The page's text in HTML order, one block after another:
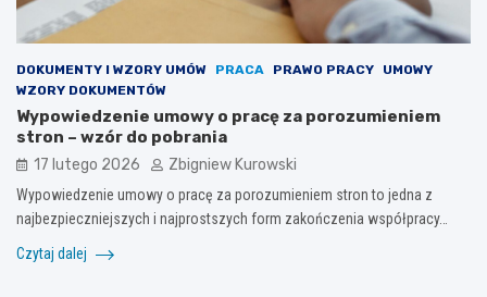
DOKUMENTY I WZORY UMÓW PRACA PRAWO PRACY
UMOWY
WZORY DOKUMENTÓW
Wypowiedzenie umowy o pracę za porozumieniem
stron – wzór do pobrania
17 lutego 2026 Zbigniew Kurowski
Wypowiedzenie umowy o pracę za porozumieniem stron to jedna z
najbezpieczniejszych i najprostszych form zakończenia współpracy…
Czytaj dalej